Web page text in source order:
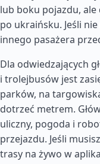
lub boku pojazdu,
po ukraińsku. Jeśli
innego pasażera
Dla odwiedzających
i trolejbusów jest
parków, na
dotrzeć metrem.
uliczny, pogoda i
przejazdu. Jeśli
trasy na żywo w